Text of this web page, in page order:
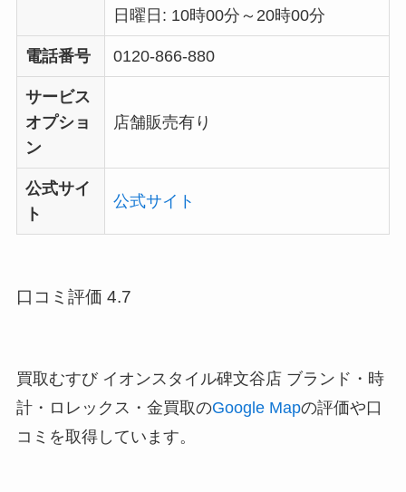
日曜日: 10時00分～20時00分
電話番号 0120-866-880
サービス
オプショ
ン
店舗販売有り
公式サイ
ト
公式サイト
口コミ評価 4.7
買取むすび イオンスタイル碑文谷店 ブランド・時
計・ロレックス・金買取のGoogle Mapの評価や口
コミを取得しています。